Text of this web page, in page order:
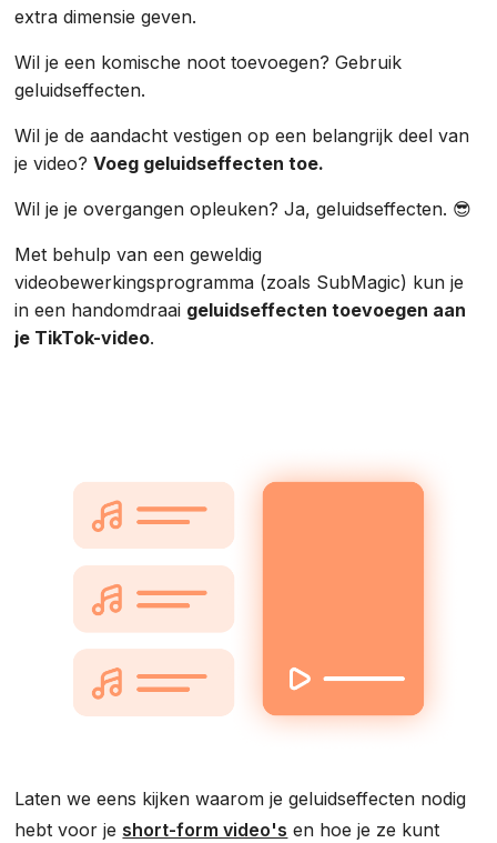
extra dimensie geven.
Wil je een komische noot toevoegen? Gebruik
geluidseffecten.
Wil je de aandacht vestigen op een belangrijk deel van
je video?Voeg geluidseffecten toe.
Wil je je overgangen opleuken? Ja, geluidseffecten. 😎
Met behulp van een geweldig
videobewerkingsprogramma (zoals SubMagic) kun je
in een handomdraai geluidseffecten toevoegen aan
je TikTok-video.
Laten we eens kijken waarom je geluidseffecten nodig
hebt voor je short-form video's en hoe je ze kunt